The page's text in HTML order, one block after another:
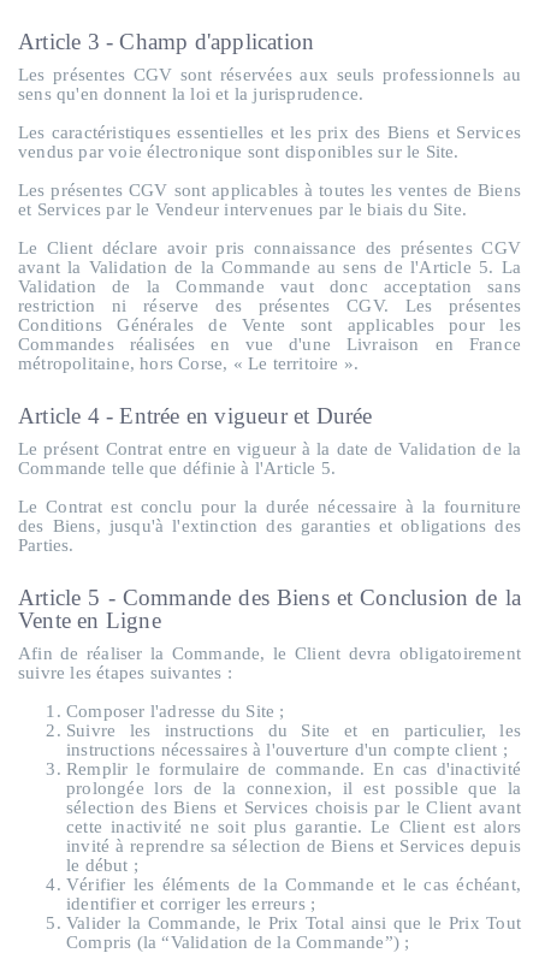
Article 3 - Champ d'application
Les présentes CGV sont réservées aux seuls professionnels au
sens qu'en donnent la loi et la jurisprudence.
Les caractéristiques essentielles et les prix des Biens et Services
vendus par voie électronique sont disponibles sur le Site.
Les présentes CGV sont applicables à toutes les ventes de Biens
et Services par le Vendeur intervenues par le biais du Site.
Le Client déclare avoir pris connaissance des présentes CGV
avant la Validation de la Commande au sens de l'Article 5. La
Validation de la Commande vaut donc acceptation sans
restriction ni réserve des présentes CGV. Les présentes
Conditions Générales de Vente sont applicables pour les
Commandes réalisées en vue d'une Livraison en France
métropolitaine, hors Corse, « Le territoire ».
Article 4 - Entrée en vigueur et Durée
Le présent Contrat entre en vigueur à la date de Validation de la
Commande telle que définie à l'Article 5.
Le Contrat est conclu pour la durée nécessaire à la fourniture
des Biens, jusqu'à l'extinction des garanties et obligations des
Parties.
Article 5 - Commande des Biens et Conclusion de la
Vente en Ligne
Afin de réaliser la Commande, le Client devra obligatoirement
suivre les étapes suivantes :
Composer l'adresse du Site ;
Suivre les instructions du Site et en particulier, les
instructions nécessaires à l'ouverture d'un compte client ;
Remplir le formulaire de commande. En cas d'inactivité
prolongée lors de la connexion, il est possible que la
sélection des Biens et Services choisis par le Client avant
cette inactivité ne soit plus garantie. Le Client est alors
invité à reprendre sa sélection de Biens et Services depuis
le début ;
Vérifier les éléments de la Commande et le cas échéant,
identifier et corriger les erreurs ;
Valider la Commande, le Prix Total ainsi que le Prix Tout
Compris (la “Validation de la Commande”) ;